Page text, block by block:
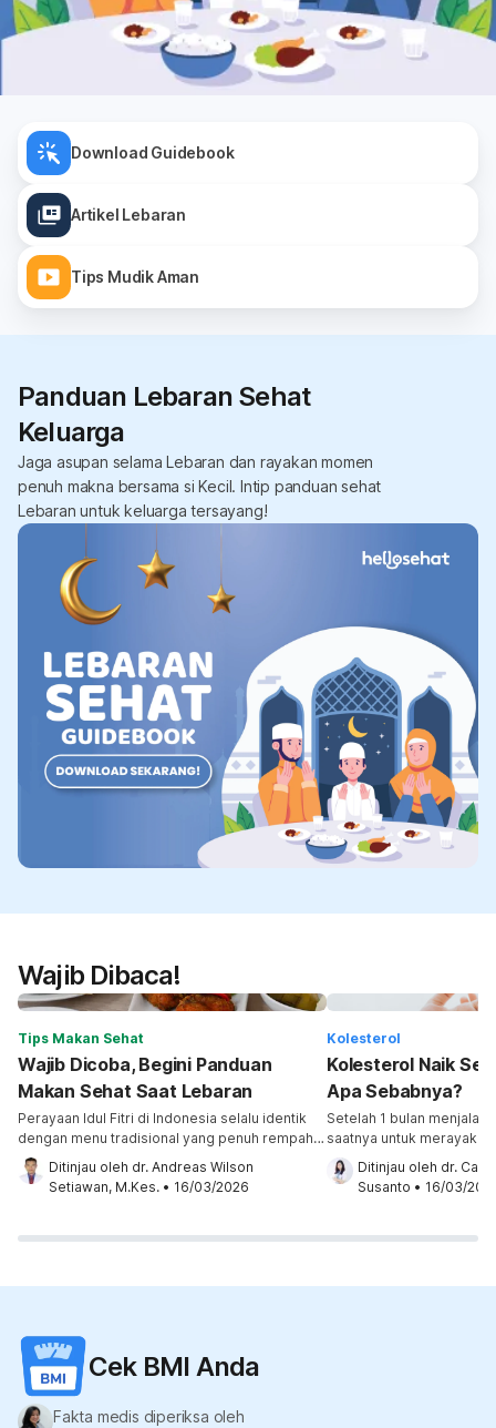
Download Guidebook
Artikel Lebaran
Tips Mudik Aman
Panduan Lebaran Sehat
Keluarga
Jaga asupan selama Lebaran dan rayakan momen
penuh makna bersama si Kecil. Intip panduan sehat
Lebaran untuk keluarga tersayang!
Wajib Dibaca!
Tips Makan Sehat
Wajib Dicoba, Begini Panduan
Makan Sehat Saat Lebaran
Perayaan Idul Fitri di Indonesia selalu identik
dengan menu tradisional yang penuh rempah
dan kaya bumbu. Dari opor ayam, rendang,
sampai sambal goreng ati, hampir semua
hidangan Lebaran ini tinggi lemak. Jika Anda
urat, gula darah, dan tekanan darah bisa naik.
Ditinjau oleh dr. Andreas Wilson
Setiawan, M.Kes. • 16/03/2026
Kolesterol
Kolesterol Naik
Apa Sebabnya?
Setelah 1 bulan
saatnya untuk
paling lumrah dilakukan
Fitri adalah mengunjungi
kerabat. Hal ini sangat
Apa penyebabnya?
Ditinjau oleh dr.
Susanto • 16/03/
Cek BMI Anda
Fakta medis diperiksa oleh